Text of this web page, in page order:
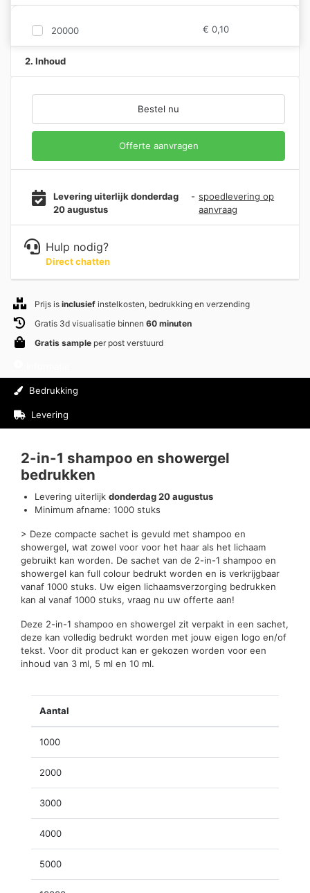
20000 € 0,10
2. Inhoud
Bestel nu
Offerte aanvragen
Levering uiterlijk donderdag
20 augustus
- spoedlevering op
aanvraag
Hulp nodig?
Direct chatten
Prijs is inclusief instelkosten, bedrukking en verzending
Gratis 3d visualisatie binnen 60 minuten
Gratis sample per post verstuurd
Bedrukking
Levering
2-in-1 shampoo en showergel
bedrukken
Levering uiterlijk donderdag 20 augustus
Minimum afname: 1000 stuks
> Deze compacte sachet is gevuld met shampoo en
showergel, wat zowel voor voor het haar als het lichaam
gebruikt kan worden. De sachet van de 2-in-1 shampoo en
showergel kan full colour bedrukt worden en is verkrijgbaar
vanaf 1000 stuks. Uw eigen lichaamsverzorging bedrukken
kan al vanaf 1000 stuks, vraag nu uw offerte aan!
Deze 2-in-1 shampoo en showergel zit verpakt in een sachet,
deze kan volledig bedrukt worden met jouw eigen logo en/of
tekst. Voor dit product kan er gekozen worden voor een
inhoud van 3 ml, 5 ml en 10 ml.
Aantal
1000
2000
3000
4000
5000